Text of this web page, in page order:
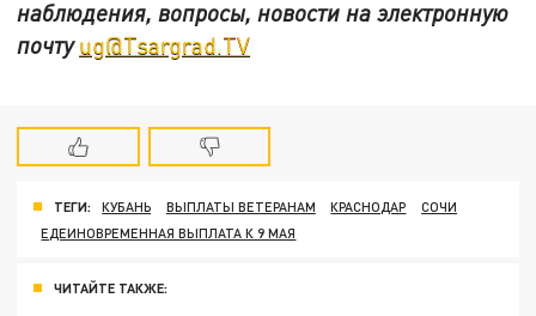
наблюдения, вопросы, новости на электронную
почтуug@Tsargrad.TV
ТЕГИ: КУБАНЬ ВЫПЛАТЫ ВЕТЕРАНАМ КРАСНОДАР
СОЧИ
ЕДЕИНОВРЕМЕННАЯ ВЫПЛАТА К 9 МАЯ
ЧИТАЙТЕ ТАКЖЕ: